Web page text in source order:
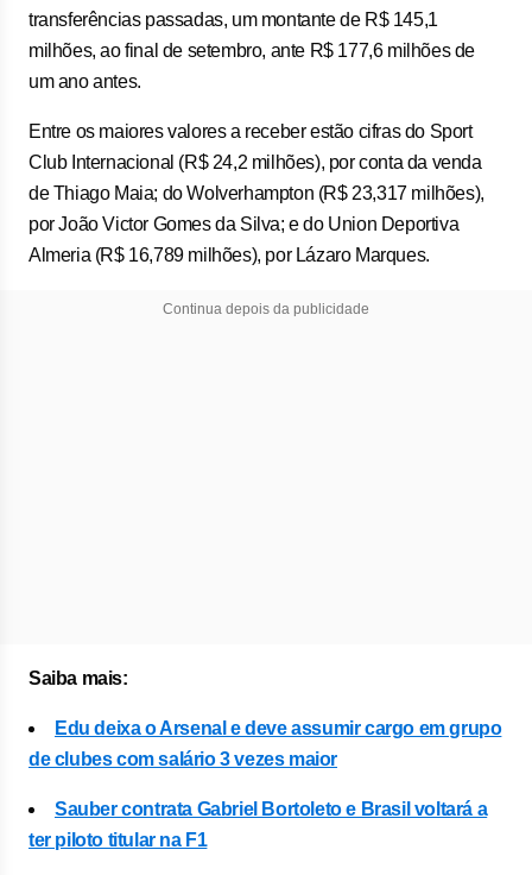
transferências passadas, um montante de R$ 145,1
milhões, ao final de setembro, ante R$ 177,6 milhões de
um ano antes.
Entre os maiores valores a receber estão cifras do Sport
Club Internacional (R$ 24,2 milhões), por conta da venda
de Thiago Maia; do Wolverhampton (R$ 23,317 milhões),
por João Victor Gomes da Silva; e do Union Deportiva
Almeria (R$ 16,789 milhões), por Lázaro Marques.
Continua depois da publicidade
Saiba mais:
Edu deixa o Arsenal e deve assumir cargo em grupo
de clubes com salário 3 vezes maior
Sauber contrata Gabriel Bortoleto e Brasil voltará a
ter piloto titular na F1